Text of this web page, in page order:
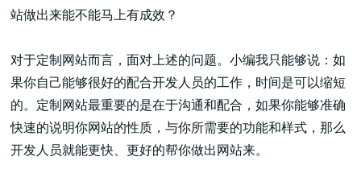
高端网站建设
广告大片形式做开发
站做出来能不能马上有成效？
对于定制网站而言，面对上述的问题。小编我只能够说：如
果你自己能够很好的配合开发人员的工作，时间是可以缩短
的。定制网站最重要的是在于沟通和配合，如果你能够准确
快速的说明你网站的性质，与你所需要的功能和样式，那么
开发人员就能更快、更好的帮你做出网站来。